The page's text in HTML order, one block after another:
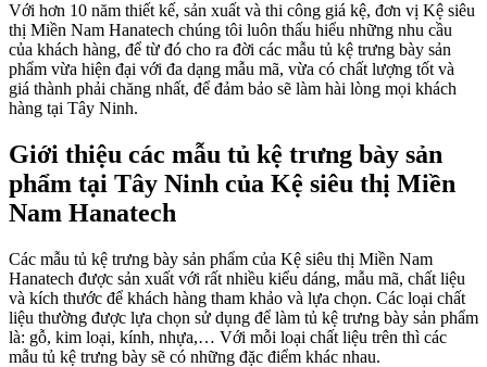
Với hơn 10 năm thiết kế, sản xuất và thi công giá kệ, đơn vị Kệ siêu
thị Miền Nam Hanatech chúng tôi luôn thấu hiểu những nhu cầu
của khách hàng, để từ đó cho ra đời các mẫu tủ kệ trưng bày sản
phẩm vừa hiện đại với đa dạng mẫu mã, vừa có chất lượng tốt và
giá thành phải chăng nhất, để đảm bảo sẽ làm hài lòng mọi khách
hàng tại Tây Ninh.
Giới thiệu các mẫu tủ kệ trưng bày sản
phẩm tại Tây Ninh của Kệ siêu thị Miền
Nam Hanatech
Các mẫu tủ kệ trưng bày sản phẩm của Kệ siêu thị Miền Nam
Hanatech được sản xuất với rất nhiều kiểu dáng, mẫu mã, chất liệu
và kích thước để khách hàng tham khảo và lựa chọn. Các loại chất
liệu thường được lựa chọn sử dụng để làm tủ kệ trưng bày sản phẩm
là: gỗ, kim loại, kính, nhựa,… Với mỗi loại chất liệu trên thì các
mẫu tủ kệ trưng bày sẽ có những đặc điểm khác nhau.